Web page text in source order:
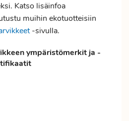
Katso lisäinfoa
muihin ekotuotteisiin
-sivulla.
ympäristömerkit ja -